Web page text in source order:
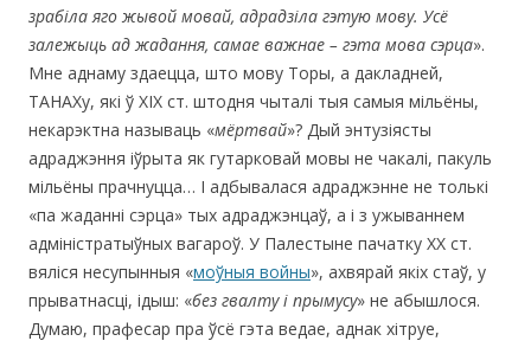
зрабіла яго жывой мовай, адрадзіла гэтую мову. Усё
залежыць ад жадання, самае важнае – гэта мова сэрца».
Мне аднаму здаецца, што мову Торы, а дакладней,
ТАНАХу, які ў ХІХ ст. штодня чыталі тыя самыя мільёны,
некарэктна называць «мёртвай»? Дый энтузіясты
адраджэння іўрыта як гутарковай мовы не чакалі, пакуль
мільёны прачнуцца… І адбывалася адраджэнне не толькі
«па жаданні сэрца» тых адраджэнцаў, а і з ужываннем
адміністратыўных вагароў. У Палестыне пачатку ХХ ст.
вяліся несупынныя «моўныя войны», ахвярай якіх стаў, у
прыватнасці, ідыш: «без гвалту і прымусу» не абышлося.
Думаю, прафесар пра ўсё гэта ведае, аднак хітруе,